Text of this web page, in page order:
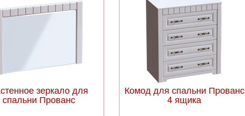
зеркало для
спальни Прованс
Комод для спальни Прованс
4 ящика